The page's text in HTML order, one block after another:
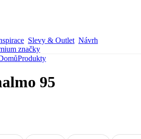
Slevy & Outlet Návrh
značky
Produkty
95